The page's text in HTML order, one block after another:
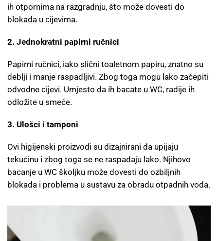
ih otpornima na razgradnju, što može dovesti do
blokada u cijevima.
2. Jednokratni papirni ručnici
Papirni ručnici, iako slični toaletnom papiru, znatno su
deblji i manje raspadljivi. Zbog toga mogu lako začepiti
odvodne cijevi. Umjesto da ih bacate u WC, radije ih
odložite u smeće.
3. Ulošci i tamponi
Ovi higijenski proizvodi su dizajnirani da upijaju
tekućinu i zbog toga se ne raspadaju lako. Njihovo
bacanje u WC školjku može dovesti do ozbiljnih
blokada i problema u sustavu za obradu otpadnih voda.